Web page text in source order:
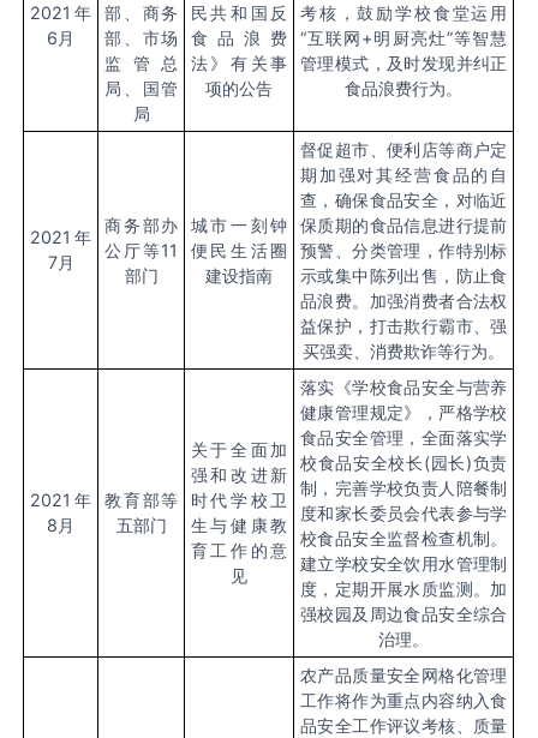
2021 年
6 月
部、商务
部、市场
监管总
局、国管
局
民共和国反
食品浪费
法》有关事
项的公告
考核，鼓励学校食堂运用
“互联网+明厨亮灶”等智慧
管理模式，及时发现并纠正
食品浪费行为。
2021 年
7月
商务部办
公厅等11
部门
城市一刻钟
便民生活圈
建设指南
督促超市、便利店等商户定
期加强对其经营食品的自
查，确保食品安全，对临近
保质期的食品信息进行提前
预警、分类管理，作特别标
示或集中陈列出售，防止食
品浪费。加强消费者合法权
益保护，打击欺行霸市、强
买强卖、消费欺诈等行为。
2021 年
8 月
教育部等
五部门
关于全面加
强和改进新
时代学校卫
生与健康教
育工作的意
见
落实《学校食品安全与营养
健康管理规定》，严格学校
食品安全管理，全面落实学
校食品安全校长(园长)负责
制，完善学校负责人陪餐制
度和家长委员会代表参与学
校食品安全监督检查机制。
建立学校安全饮用水管理制
度，定期开展水质监测。加
强校园及周边食品安全综合
治理。
农产品质量安全网格化管理
工作将作为重点内容纳入食
品安全工作评议考核、质量